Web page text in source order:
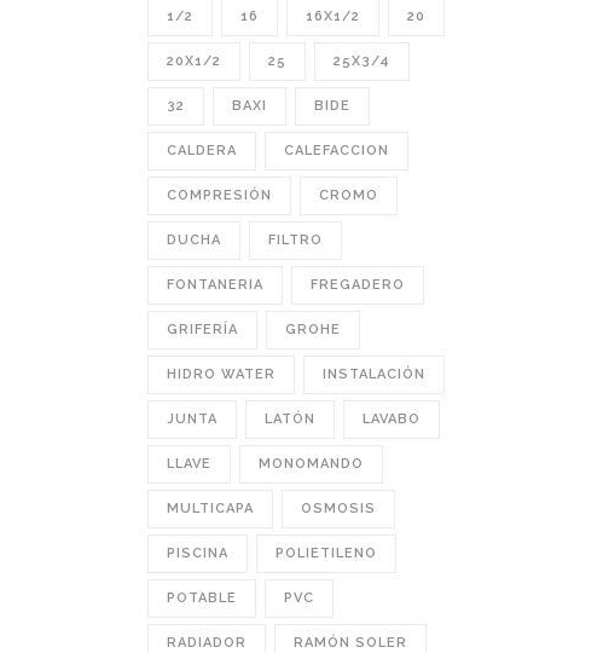
1/2 16 16X1/2 20
20X1/2 25 25X3/4
32 BAXI BIDE
CALDERA CALEFACCION
COMPRESIÓN CROMO
DUCHA FILTRO
FONTANERIA FREGADERO
GRIFERÍA GROHE
HIDRO WATER INSTALACIÓN
JUNTA LATÓN LAVABO
LLAVE MONOMANDO
MULTICAPA OSMOSIS
PISCINA POLIETILENO
POTABLE PVC
RADIADOR RAMÓN SOLER